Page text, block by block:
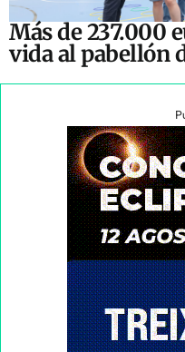
Más de 237.000
vida al pabellón